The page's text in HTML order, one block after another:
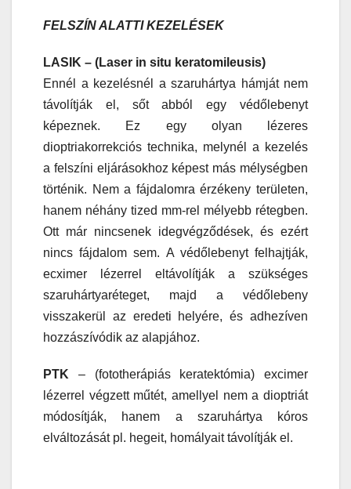
FELSZÍN ALATTI KEZELÉSEK
LASIK – (Laser in situ keratomileusis)
Ennél a kezelésnél a szaruhártya hámját nem
távolítják el, sőt abból egy védőlebenyt
képeznek. Ez egy olyan lézeres
dioptriakorrekciós technika, melynél a kezelés
a felszíni eljárásokhoz képest más mélységben
történik. Nem a fájdalomra érzékeny területen,
hanem néhány tized mm-rel mélyebb rétegben.
Ott már nincsenek idegvégződések, és ezért
nincs fájdalom sem. A védőlebenyt felhajtják,
ecximer lézerrel eltávolítják a szükséges
szaruhártyaréteget, majd a védőlebeny
visszakerül az eredeti helyére, és adhezíven
hozzászívódik az alapjához.
PTK – (fototherápiás keratektómia) excimer
lézerrel végzett műtét, amellyel nem a dioptriát
módosítják, hanem a szaruhártya kóros
elváltozását pl. hegeit, homályait távolítják el.